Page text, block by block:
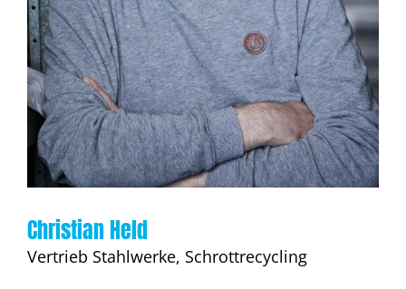
Christian Held
Vertrieb Stahlwerke, Schrottrecycling